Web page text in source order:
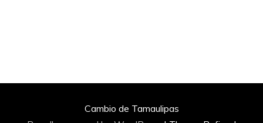
Cambio de Tamaulipas